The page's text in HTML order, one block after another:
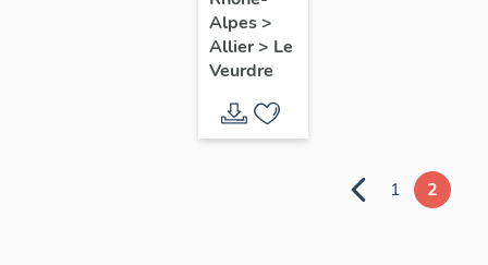
dit
prieuré
Saint-
Mayol :
Alpes>
Allier> Le
Veurdre
1 2